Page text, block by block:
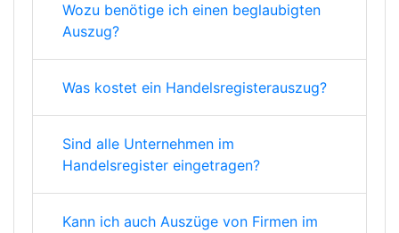
Wozu benötige ich einen beglaubigten
Auszug?
Was kostet ein Handelsregisterauszug?
Sind alle Unternehmen im
Handelsregister eingetragen?
Kann ich auch Auszüge von Firmen im